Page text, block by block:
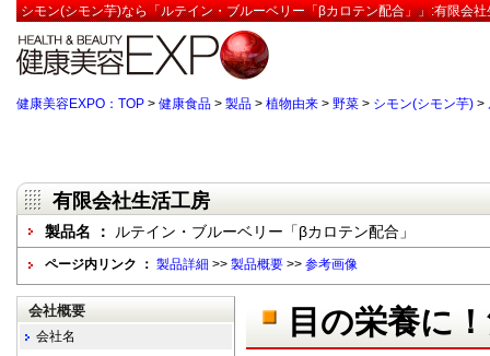
シモン(シモン芋)なら「ルテイン・ブルーベリー「βカロテン配合」」:有限会
健康美容EXPO：TOP > 健康食品 > 製品 > 植物由来 > 野菜 > シモン(シモン芋) >
有限会社生活工房
製品名 ： ルテイン・ブルーベリー「βカロテン配合」
ページ内リンク ： 製品詳細 >> 製品概要 >> 参考画像
目の栄養に
会社概要
会社名